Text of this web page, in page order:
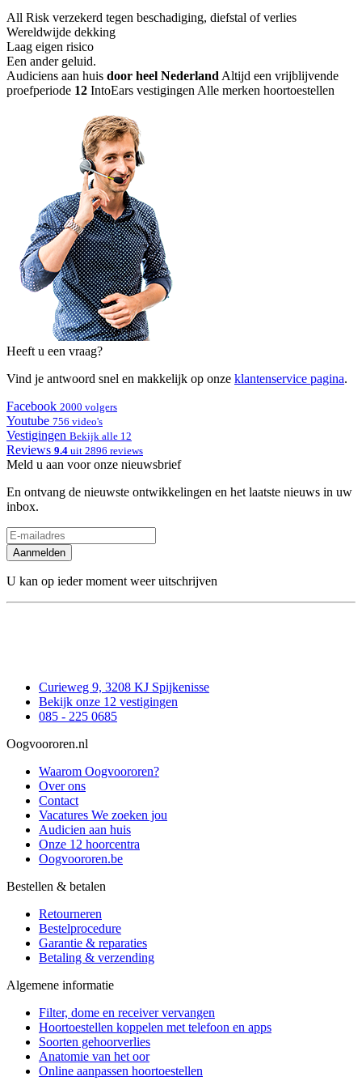
All Risk verzekerd tegen beschadiging, diefstal of verlies
Wereldwijde dekking
Laag eigen risico
Een ander geluid.
Audiciens aan huis door heel Nederland Altijd een vrijblijvende
proefperiode 12 IntoEars vestigingen Alle merken hoortoestellen
Heeft u een vraag?
Vind je antwoord snel en makkelijk op onze klantenservice pagina.
Facebook 2000 volgers
Youtube 756 video's
Vestigingen Bekijk alle 12
Reviews 9.4 uit 2896 reviews
Meld u aan voor onze nieuwsbrief
En ontvang de nieuwste ontwikkelingen en het laatste nieuws in uw
inbox.
Aanmelden
U kan op ieder moment weer uitschrijven
Curieweg 9, 3208 KJ Spijkenisse
Bekijk onze 12 vestigingen
085 - 225 0685
Oogvoororen.nl
Waarom Oogvoororen?
Over ons
Contact
Vacatures We zoeken jou
Audicien aan huis
Onze 12 hoorcentra
Oogvoororen.be
Bestellen & betalen
Retourneren
Bestelprocedure
Garantie & reparaties
Betaling & verzending
Algemene informatie
Filter, dome en receiver vervangen
Hoortoestellen koppelen met telefoon en apps
Soorten gehoorverlies
Anatomie van het oor
Online aanpassen hoortoestellen